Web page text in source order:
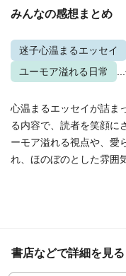
みんなの感想まとめ
迷子心温まるエッセイ
ユーモア溢れる日常
心温まるエッセイが詰ま
る内容で、読者を笑顔に
ーモア溢れる視点や、愛
れ、ほのぼのとした雰囲
書店などで詳細を見る